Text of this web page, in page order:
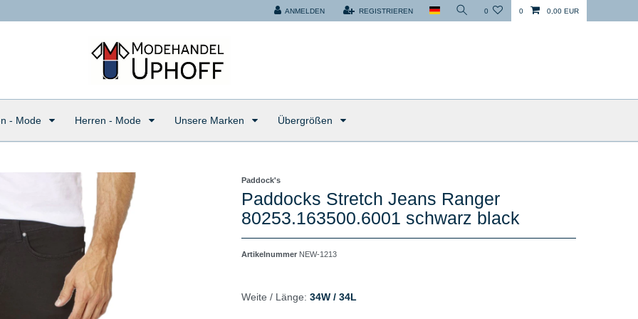
ANMELDEN REGISTRIEREN 0 0 0,00 EUR
- Mode Herren - Mode Unsere Marken Übergrößen
Paddock's
Paddocks Stretch Jeans Ranger
80253.163500.6001 schwarz black
Artikelnummer NEW-1213
Weite / Länge: 34W / 34L